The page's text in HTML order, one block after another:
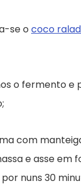
se o coco
o fermento e
com
e asse em
nuns 30